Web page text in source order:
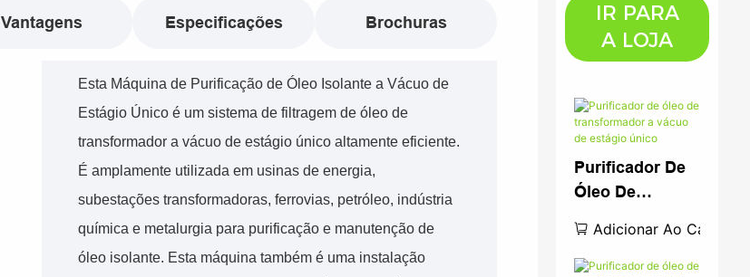
IR PARA
A LOJA
Purificador De
Óleo De
A Vácuo De
Estágio Único
Adicionar Ao Carrinho
Vantagens Especificações Brochuras
Esta Máquina de Purificação de Óleo Isolante a Vácuo de
Estágio Único é um sistema de filtragem de óleo de
transformador a vácuo de estágio único altamente eficiente.
É amplamente utilizada em usinas de energia,
subestações transformadoras, ferrovias, petróleo, indústria
química e metalurgia para purificação e manutenção de
óleo isolante. Esta máquina também é uma instalação